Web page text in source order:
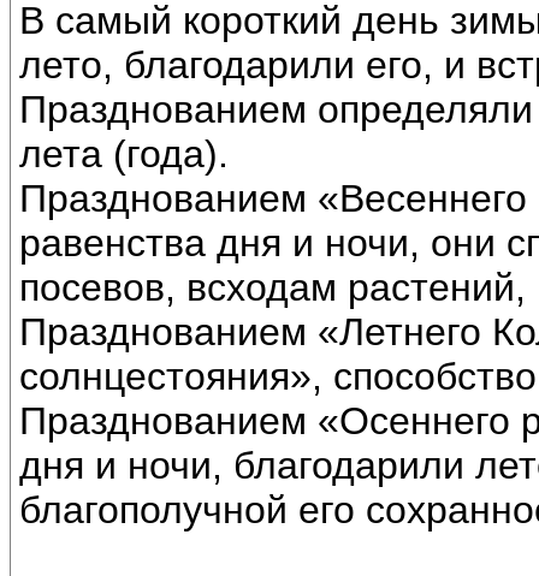
В самый короткий день
лето, благодарили его, и
Празднованием определяли
лета (года).
Празднованием
равенства дня и ночи, они
посевов, всходам
Празднованием «Летнего
солнцестояния»,
Празднованием «Осеннего
дня и ночи, благодарили
благополучной его